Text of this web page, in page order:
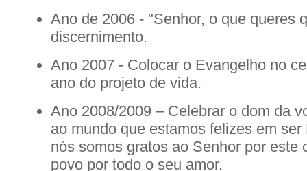
Ano de 2006 - "Senhor, o que queres
discernimento.
Ano 2007 - Colocar o Evangelho no
ano do projeto de vida.
Ano 2008/2009 – Celebrar o dom da
ao mundo que estamos felizes em
nós somos gratos ao Senhor por este
povo por todo o seu amor.